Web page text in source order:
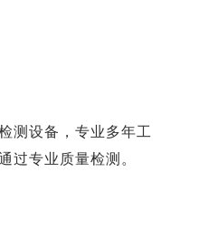
测设备，专业多年工
过专业质量检测。